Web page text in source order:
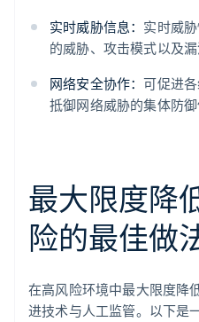
实时威胁信息： 实时威
的威胁、攻击模式以及漏
网络安全协作：可促进
抵御网络威胁的集体防御
最大限度降
险的最佳做
在高风险环境中最大限度降
进技术与人工监管。以下是